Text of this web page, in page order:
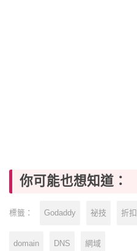
你可能也想知道：
標籤： Godaddy 祕技 折扣
domain DNS 網域